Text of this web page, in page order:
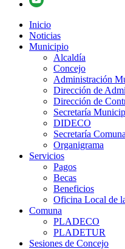
Inicio
Noticias
Municipio
Alcaldía
Concejo
Administración
Dirección de
Dirección de
Secretaría
DIDECO
Secretaría
Organigrama
Servicios
Pagos
Becas
Beneficios
Oficina Local de
Comuna
PLADECO
PLADETUR
Sesiones de Concejo